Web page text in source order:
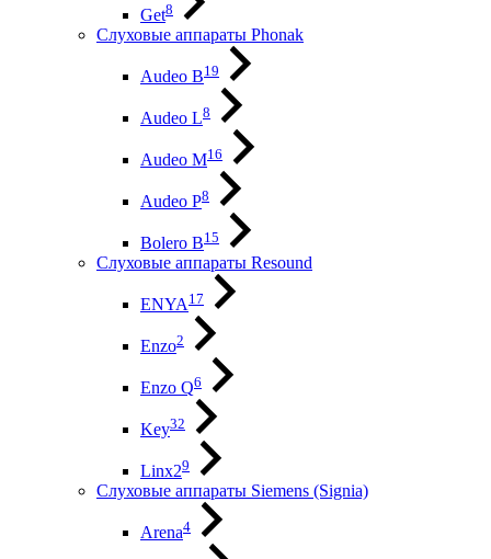
Get8
Слуховые аппараты Phonak
Audeo B19
Audeo L8
Audeo М16
Audeo P8
Bolero B15
Слуховые аппараты Resound
ENYA17
Enzo2
Enzo Q6
Key32
Linx29
Слуховые аппараты Siemens (Signia)
Arena4